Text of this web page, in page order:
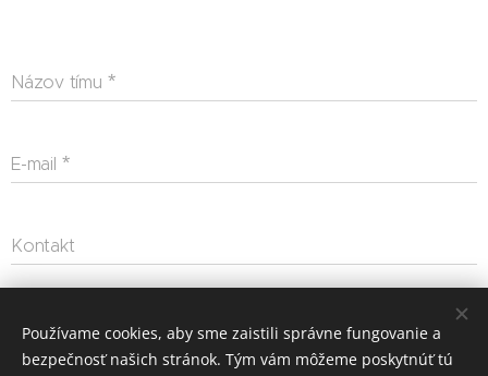
Názov tímu
E-mail
Kontakt
Odoslať
Používame cookies, aby sme zaistili správne fungovanie a
bezpečnosť našich stránok. Tým vám môžeme poskytnúť tú